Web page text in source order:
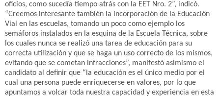
oficios, como sucedía tiempo atrás con la EET Nro. 2”, indicó.
“Creemos interesante también la incorporación de la Educación
Vial en las escuelas, tomando un poco como ejemplo los
semáforos instalados en la esquina de la Escuela Técnica, sobre
los cuales nunca se realizó una tarea de educación para su
correcta utilización y que se haga un uso correcto de los mismos,
evitando que se cometan infracciones”, manifestó asimismo el
candidato al definir que “la educación es el único medio por el
cual una persona puede enriquecerse en valores, por lo que
apuntamos a volcar toda nuestra capacidad y experiencia en esta